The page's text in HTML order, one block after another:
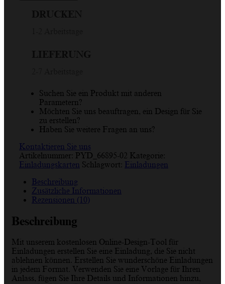
Suchen Sie ein Produkt mit anderen
Parametern?
Möchten Sie uns beauftragen, ein Design für Sie
zu erstellen?
Haben Sie weitere Fragen an uns?
Kontaktieren Sie uns
Artikelnummer: PYD_66895-02 Kategorie:
Einladungskarten Schlagwort: Einladungen
Beschreibung
Zusätzliche Informationen
Rezensionen (10)
Beschreibung
Mit unserem kostenlosen Online-Design-Tool für
Einladungen erstellen Sie eine Einladung, die Sie nicht
ablehnen können. Erstellen Sie wunderschöne Einladungen
in jedem Format. Verwenden Sie eine Vorlage für Ihren
Anlass, fügen Sie Ihre Details und Informationen hinzu,